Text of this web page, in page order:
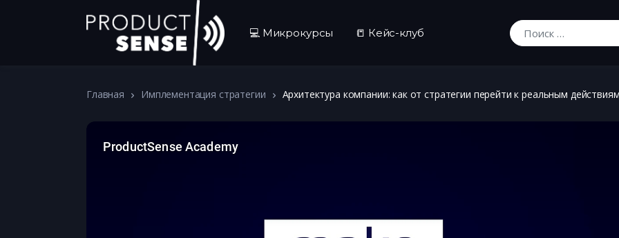
💻 Микрокурсы 📒 Кейс-клуб
Искать:
Главная Имплементация стратегии Архитектура компании: как от стратегии перейти к реальным